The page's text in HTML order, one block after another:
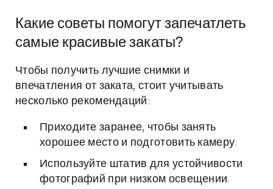
Какие советы помогут запечатлеть
самые красивые закаты?
Чтобы получить лучшие снимки и
впечатления от заката, стоит учитывать
несколько рекомендаций:
Приходите заранее, чтобы занять
хорошее место и подготовить камеру.
Используйте штатив для устойчивости
фотографий при низком освещении.